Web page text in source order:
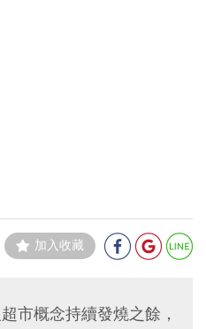
加入收藏
市概念持續發燒之餘，